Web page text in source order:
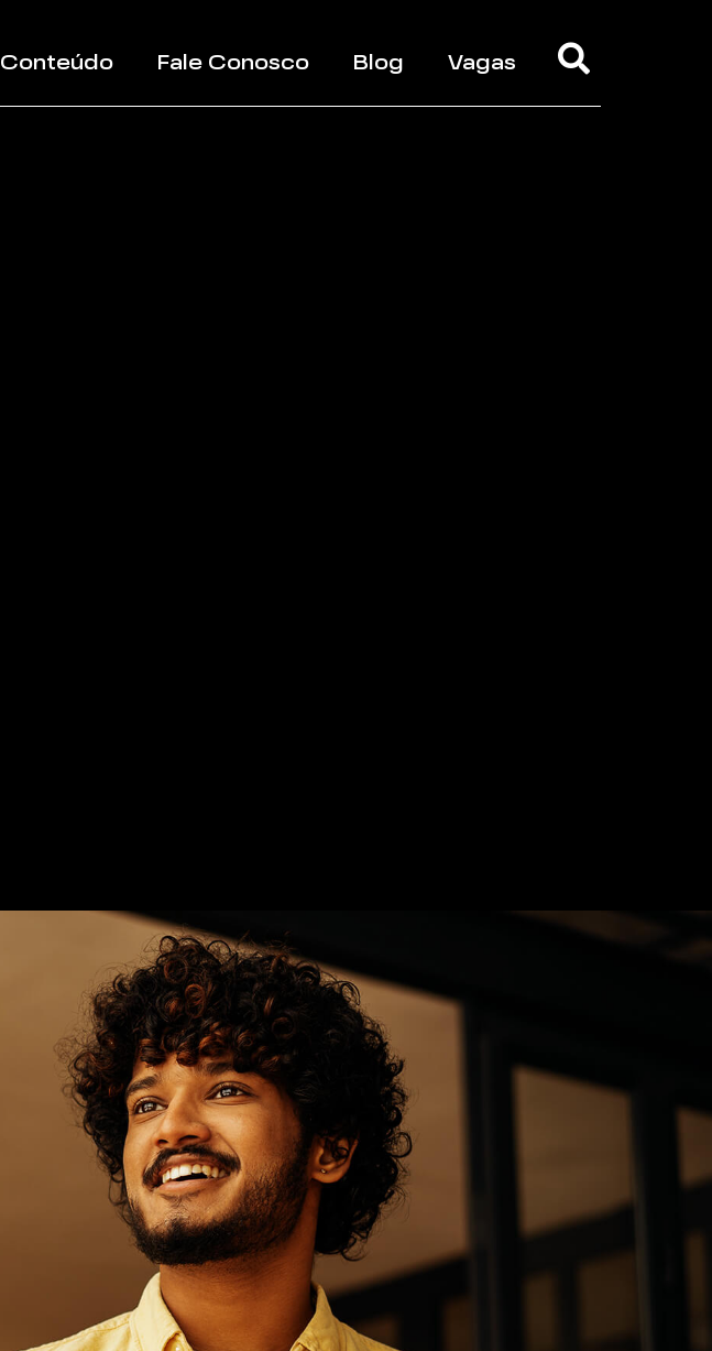
Conteúdo Fale Conosco Blog Vagas